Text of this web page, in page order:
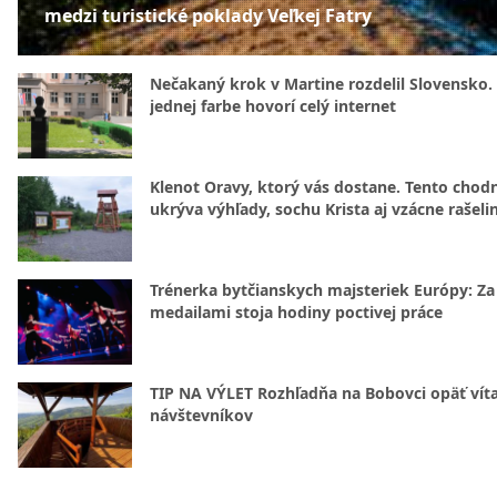
medzi turistické poklady Veľkej Fatry
Nečakaný krok v Martine rozdelil Slovensko.
jednej farbe hovorí celý internet
Klenot Oravy, ktorý vás dostane. Tento
ukrýva výhľady, sochu Krista aj vzácne
Trénerka bytčianskych majsteriek Európy: Za
medailami stoja hodiny poctivej práce
TIP NA VÝLET Rozhľadňa na Bobovci opäť
návštevníkov